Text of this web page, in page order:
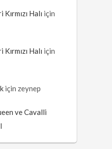
Halı için
Halı için
için zeynep
ve Cavalli